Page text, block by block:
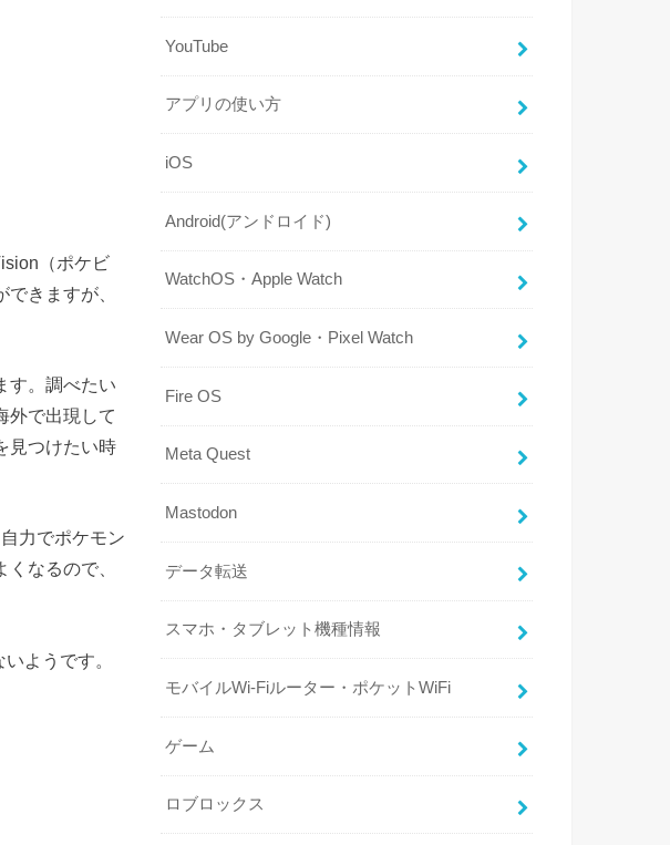
（ポケビ
きますが、
す。調べたい
外で出現して
見つけたい時
力でポケモン
なるので、
ようです。
YouTube
アプリの使い方
iOS
Android(アンドロイド)
WatchOS・Apple Watch
Wear OS by Google・Pixel Watch
Fire OS
Meta Quest
Mastodon
データ転送
スマホ・タブレット機種情報
モバイルWi-Fiルーター・ポケットWiFi
ゲーム
ロブロックス